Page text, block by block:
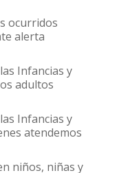
ocurridos
alerta
Infancias y
adultos
Infancias y
atendemos
niños, niñas y